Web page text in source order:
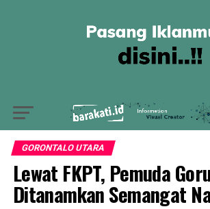
GORONTALO UTARA
Lewat FKPT, Pemuda
Ditanamkan Semangat